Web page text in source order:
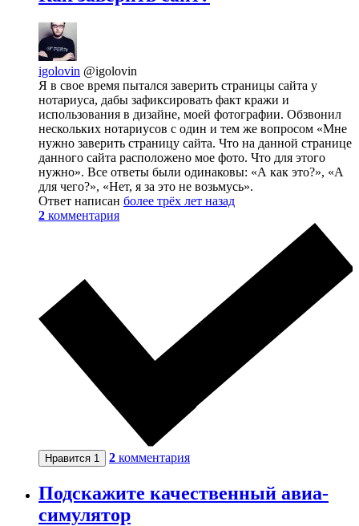
igolovin @igolovin
Я в свое время пытался заверить страницы сайта у
нотариуса, дабы зафиксировать факт кражи и
использования в дизайне, моей фотографии. Обзвонил
нескольких нотариусов с один и тем же вопросом «Мне
нужно заверить страницу сайта. Что на данной странице
данного сайта расположено мое фото. Что для этого
нужно». Все ответы были одинаковы: «А как это?», «А
для чего?», «Нет, я за это не возьмусь».
Ответ написан более трёх лет назад
2 комментария
Нравится 1 2 комментария
Подскажите качественный авиа-
симулятор